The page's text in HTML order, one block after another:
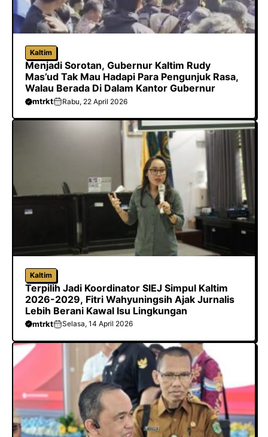
Kaltim
Menjadi Sorotan, Gubernur Kaltim Rudy
Mas’ud Tak Mau Hadapi Para Pengunjuk Rasa,
Walau Berada Di Dalam Kantor Gubernur
mtrkt Rabu, 22 April 2026
Kaltim
Terpilih Jadi Koordinator SIEJ Simpul Kaltim
2026-2029, Fitri Wahyuningsih Ajak Jurnalis
Lebih Berani Kawal Isu Lingkungan
mtrkt Selasa, 14 April 2026